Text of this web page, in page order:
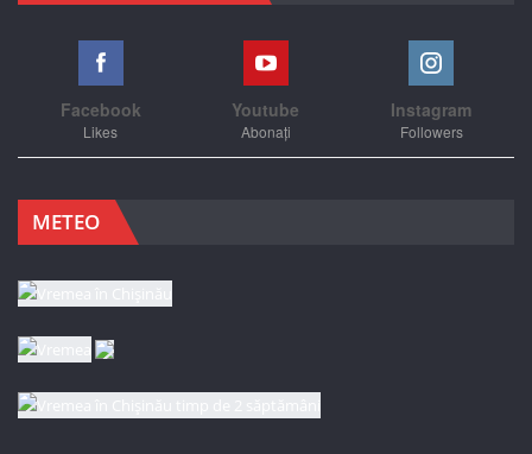
Facebook
Likes
Youtube
Abonați
Instagram
Followers
METEO